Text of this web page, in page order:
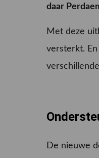
daar
Met deze
versterkt.
verschillende
De nieuwe